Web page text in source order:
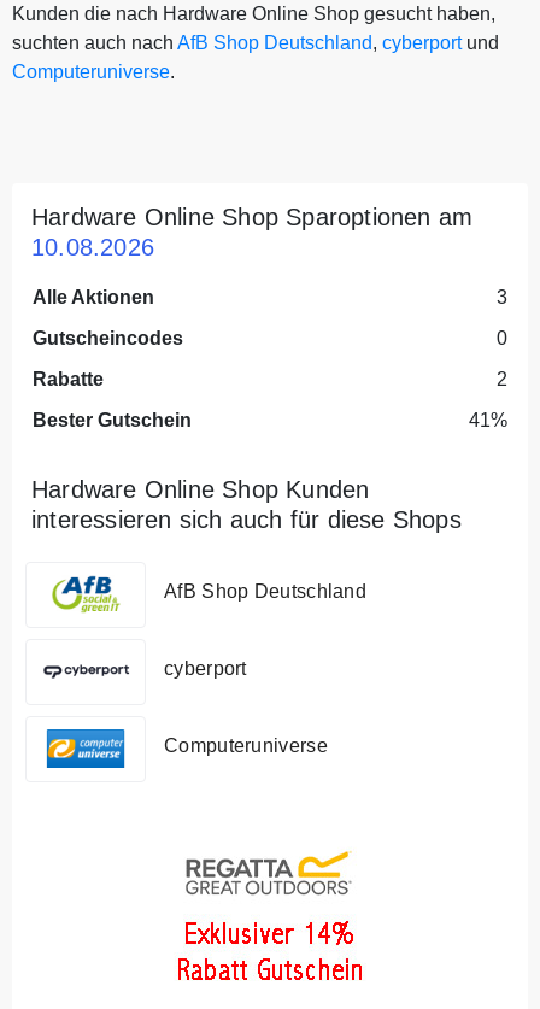
Kunden die nach Hardware Online Shop gesucht haben,
suchten auch nach AfB Shop Deutschland, cyberportund
Computeruniverse.
Hardware Online Shop Sparoptionen am
10.08.2026
Alle Aktionen
3
Gutscheincodes
0
Rabatte
2
Bester Gutschein
41%
Hardware Online Shop Kunden
interessieren sich auch für diese Shops
AfB Shop Deutschland
cyberport
Computeruniverse